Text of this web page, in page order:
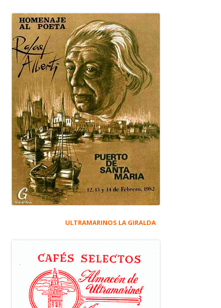
ULTRAMARINOS LA GIRALDA